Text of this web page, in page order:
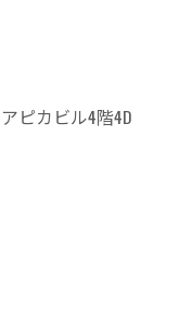
ピカビル4階4D